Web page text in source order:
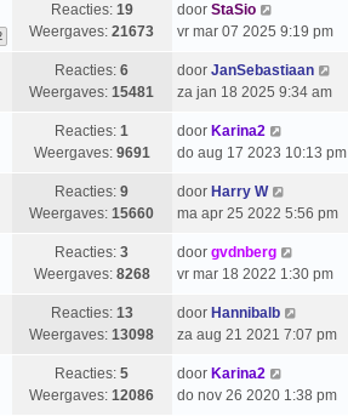
Reacties: 19
Weergaves:21673
door StaSio
vr mar 07 2025 9:19 pm
Reacties:6
Weergaves:15481
door JanSebastiaan
za jan 18 2025 9:34 am
Reacties:1
Weergaves: 9691
door Karina2
do aug 17 2023 10:13 pm
Reacties:9
Weergaves:15660
door Harry W
ma apr 25 2022 5:56 pm
Reacties:3
Weergaves: 8268
door gvdnberg
vr mar 18 2022 1:30 pm
Reacties: 13
Weergaves:13098
door Hannibalb
za aug 21 2021 7:07 pm
Reacties:5
Weergaves:12086
door Karina2
do nov 26 2020 1:38 pm